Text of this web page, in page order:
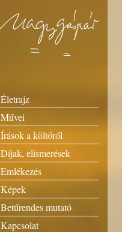
Életrajz
Művei
Írások a költőről
Díjak, elismerések
Emlékezés
Képek
Betűrendes mutató
Kapcsolat